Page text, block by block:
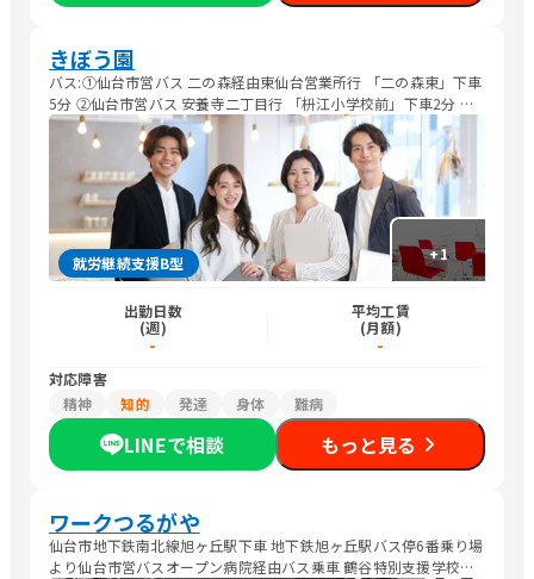
きぼう園
バス:①仙台市営バス 二の森経由東仙台営業所行 「二の森東」下車
5分 ②仙台市営バス 安養寺二丁目行 「枡江小学校前」下車2分 車
:JR仙台駅より20分 電車:JR東仙台駅より徒歩25分
+1
就労継続支援B型
出勤日数
(週)
-
平均工賃
(月額)
-
対応障害
精神
知的 発達 身体 難病
LINEで相談 もっと見る
ワークつるがや
仙台市地下鉄南北線旭ヶ丘駅下車 地下鉄旭ヶ丘駅バス停6番乗り場
より仙台市営バスオープン病院経由バス乗車 鶴谷特別支援学校前